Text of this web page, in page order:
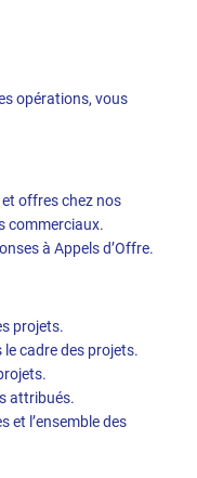
opérations, vous
offres chez nos
commerciaux.
à Appels d’Offre.
projets.
cadre des projets.
attribués.
et l’ensemble des